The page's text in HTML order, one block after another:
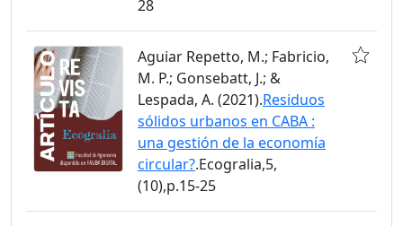
28
Aguiar Repetto, M.; Fabricio,
M. P.; Gonsebatt, J.; &
Lespada, A. (2021).Residuos
sólidos urbanos en CABA :
una gestión de la economía
circular?.Ecogralia,5,
(10),p.15-25